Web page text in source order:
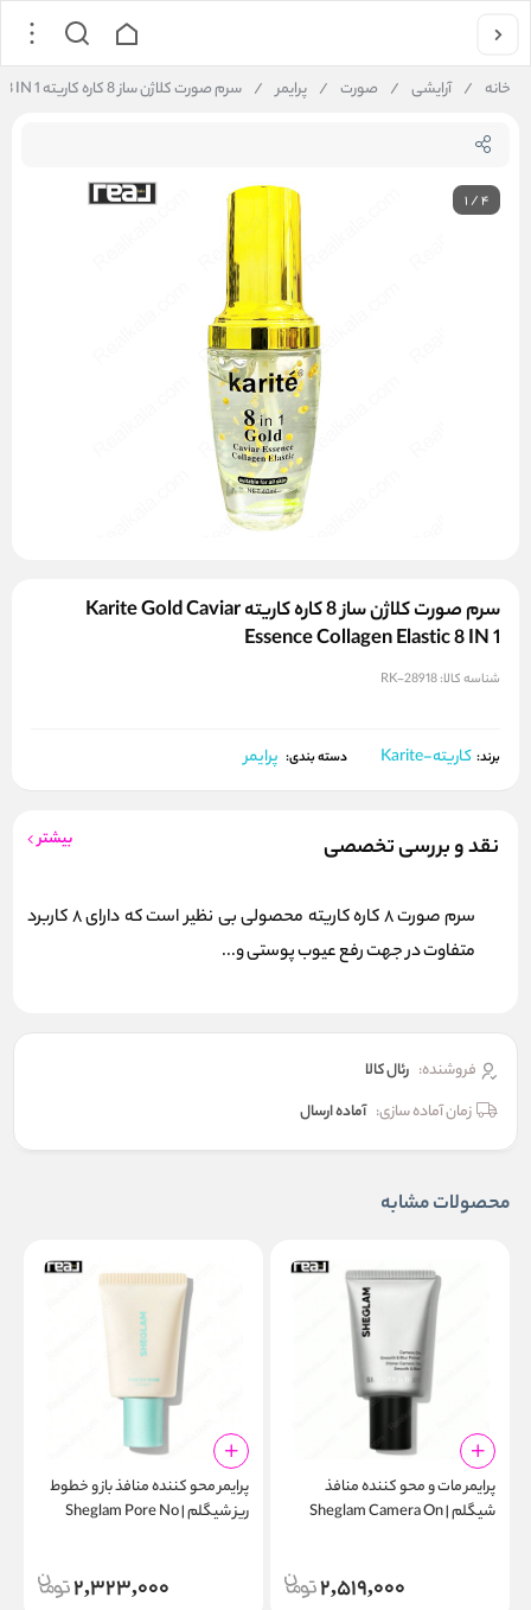
خانه / آرایشی / صورت / پرایمر / سرم صورت کلاژن ساز 8 کاره کاریته Karite Gold Caviar Essence Collagen Elastic 8 IN 1
1/4
سرم صورت کلاژن ساز 8 کاره کاریته Karite Gold Caviar
Essence Collagen Elastic 8 IN 1
شناسه کالا:RK-28918
برند: کاریته-Karite دسته بندی: پرایمر
نقد و بررسی تخصصی بیشتر
سرم صورت 8 کاره کاریته محصولی بی نظیر است که دارای 8 کاربرد
متفاوت در جهت رفع عیوب پوستی و...
فروشنده: رئال كالا
زمان آماده سازی: آماده ارسال
محصولات مشابه
پرایمر مات‌ و محو کننده منافذ
شیگلم | Sheglam Camera On
2,519,000
پرایمر محو‌ کننده منافذ باز و خطوط
ریز شیگلم | Sheglam Pore No
2,323,000